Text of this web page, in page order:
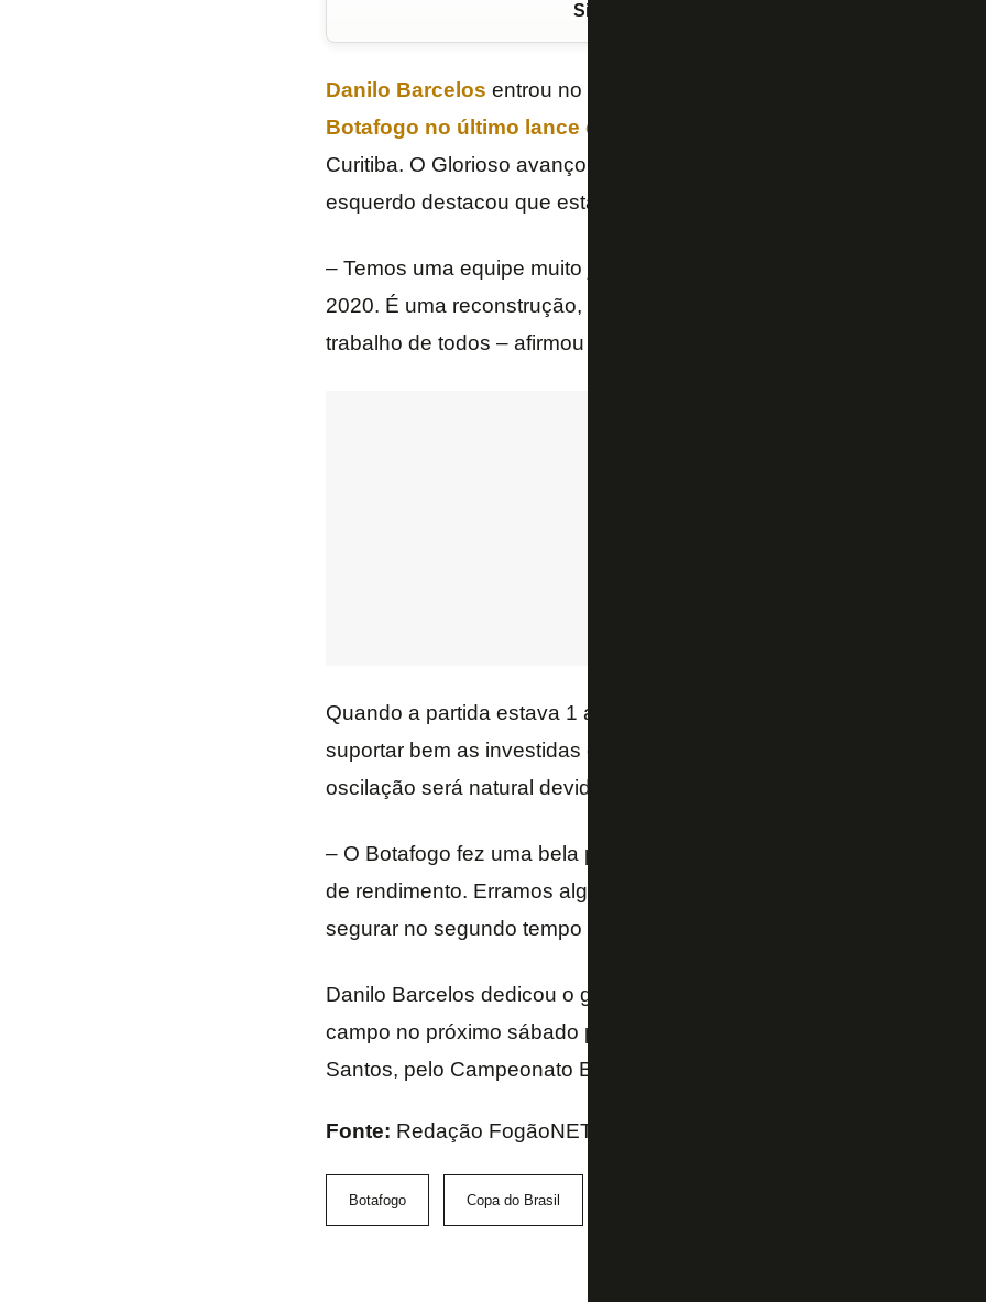
Siga o FogãoNET
Danilo Barcelos entrou no segundo tempo e, de pênalti, decretou a
Botafogo no último lance em cima do Paraná por 2 a 1
Curitiba. O Glorioso avançou para a quarta fase da
esquerdo destacou que esta equipe tem tudo para ficar marcada na
– Temos uma equipe muito jovem e o Botafogo está criando uma
2020. É uma reconstrução, todos estão envolvidos nesse projeto. É
trabalho de todos – afirmou Danilo Barcelos ao SporTV.
Quando a partida estava 1 a 1, o Botafogo levou pressão do Paraná,
suportar bem as investidas e ainda saiu com a vitória no final. Danilo
oscilação será natural devido à maratona de jogos.
– O Botafogo fez uma bela partida. Veio de jogos seguidos e é
de rendimento. Erramos algumas jogadas bobas no primeiro tempo,
segurar no segundo tempo e isso é o que vai tornar a equipe mais
Danilo Barcelos dedicou o gol aos filhos Benício, Sofia e Lorena. O
campo no próximo sábado para receber o Internacional, às 17h, no
Santos, pelo Campeonato Brasileiro.
Fonte: Redação FogãoNET e SporTV
Botafogo Copa do Brasil